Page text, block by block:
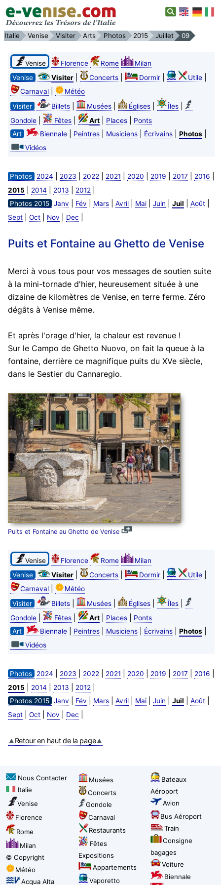
Italie Venise Visiter Arts Photos 2015 Juillet 09
Venise Florence Rome
Milan
Venise
Visiter| Concerts| Dormir| Utile|
Carnaval|
Météo
Visiter
Billets| Musées| Églises| Îles|
Gondole| Fêtes| Art| Places|
Ponts
Art
Biennale| Peintres| Musiciens| Écrivains| Photos|
Vidéos
Photos 2024 2023 2022 2021 2020 2019 2017 2016
2015 2014 2013 2012
Photos 2015 Janv Fév Mars| Avril| Mai| Juin Juil Août|
Sept| Oct| Nov Dec
Puits et Fontaine au Ghetto de Venise
Merci à vous tous pour vos messages de soutien suite
à la mini-tornade d'hier, heureusement située à une
dizaine de kilomètres de Venise, en terre ferme. Zéro
dégâts à ‪Venise‬ même.
Et après l'orage d'hier, la chaleur est revenue !
Sur le Campo de Ghetto Nuovo, on fait la queue à la
fontaine, derrière ce magnifique puits du XVe siècle,
dans le Sestier du Cannaregio.
Puits et Fontaine au Ghetto de Venise
Venise Florence Rome
Milan
Venise
Visiter| Concerts| Dormir| Utile|
Carnaval|
Météo
Visiter
Billets| Musées| Églises| Îles|
Gondole| Fêtes| Art| Places|
Ponts
Art
Biennale| Peintres| Musiciens| Écrivains| Photos|
Vidéos
Photos 2024 2023 2022 2021 2020 2019 2017 2016
2015 2014 2013 2012
Photos 2015 Janv Fév Mars| Avril| Mai| Juin Juil Août|
Sept| Oct| Nov Dec
Retour en haut de la page
Nous Contacter
Italie
Venise
Florence
Rome
Milan
© Copyright
Météo
Acqua Alta
Musées
Concerts
Gondole
Carnaval
Restaurants
Fêtes
Expositions
Appartements
Vaporetto
Bateaux
Aéroport
Avion
Bus Aéroport
Train
Consigne
bagages
Voiture
Biennale